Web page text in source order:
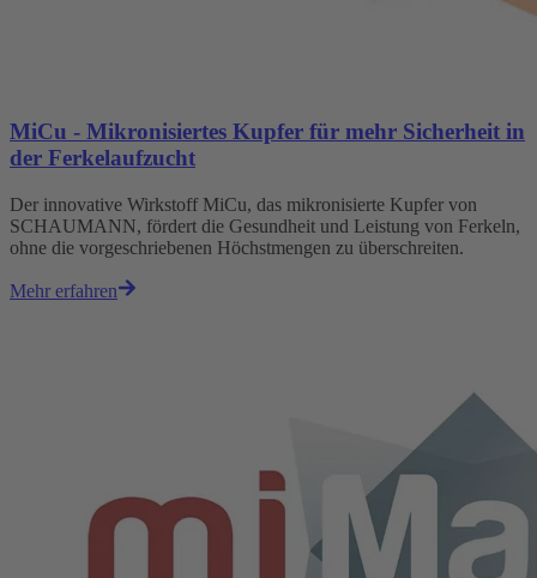
MiCu - Mikronisiertes Kupfer für mehr Sicherheit in
der Ferkelaufzucht
Der innovative Wirkstoff MiCu, das mikronisierte Kupfer von
SCHAUMANN, fördert die Gesundheit und Leistung von Ferkeln,
ohne die vorgeschriebenen Höchstmengen zu überschreiten.
Mehr erfahren